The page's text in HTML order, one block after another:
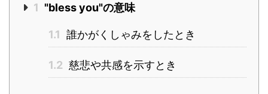
1 "bless you"の意味
1.1 誰かがくしゃみをしたとき
1.2 慈悲や共感を示すとき